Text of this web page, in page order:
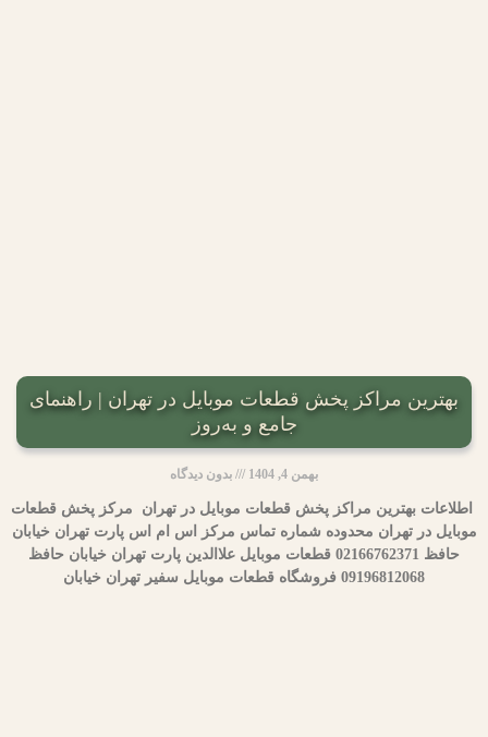
بهترین مراکز پخش قطعات موبایل در تهران | راهنمای
جامع و به‌روز
بهمن 4, 1404 بدون دیدگاه
اطلاعات بهترین مراکز پخش قطعات موبایل در تهران مرکز پخش قطعات
موبایل در تهران محدوده شماره تماس مرکز اس ام اس پارت تهران خیابان
حافظ 02166762371 قطعات موبایل علاالدین پارت تهران خیابان حافظ
09196812068 فروشگاه قطعات موبایل سفیر تهران خیابان